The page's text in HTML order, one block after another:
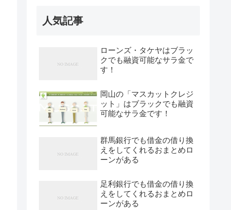
人気記事
ローンズ・タケヤはブラッ
クでも融資可能なサラ金で
す！
岡山の「マスカットクレジ
ット」はブラックでも融資
可能なサラ金です！
群馬銀行でも借金の借り換
えをしてくれるおまとめロ
ーンがある
足利銀行でも借金の借り換
えをしてくれるおまとめロ
ーンがある